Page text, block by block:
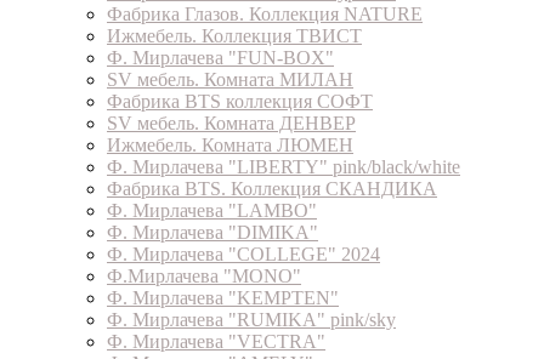
Фабрика Глазов. Коллекция NATURE
Ижмебель. Коллекция ТВИСТ
Ф. Мирлачева "FUN-BOX"
SV мебель. Комната МИЛАН
Фабрика BTS коллекция СОФТ
SV мебель. Комната ДЕНВЕР
Ижмебель. Комната ЛЮМЕН
Ф. Мирлачева "LIBERTY" pink/black/white
Фабрика BTS. Коллекция СКАНДИКА
Ф. Мирлачева "LAMBO"
Ф. Мирлачева "DIMIKA"
Ф. Мирлачева "COLLEGE" 2024
Ф.Мирлачева "MONO"
Ф. Мирлачева "KEMPTEN"
Ф. Мирлачева "RUMIKA" pink/sky
Ф. Мирлачева "VECTRA"